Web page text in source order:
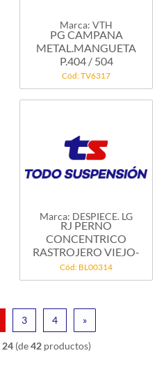
Marca: VTH
PG CAMPANA
METAL.MANGUETA
P.404 / 504
Cód: TV6317
Marca: DESPIECE. LG
RJ PERNO
CONCENTRICO
RASTROJERO VIEJO-
Cód: BL00314
3 4 »
24(de42productos)